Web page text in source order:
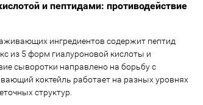
и пептидами: противодействие
ингредиентов содержит пептид
из 5 форм гиалуроновой кислоты и
сыворотки направлено на борьбу с
коктейль работает на разных уровнях
структур.